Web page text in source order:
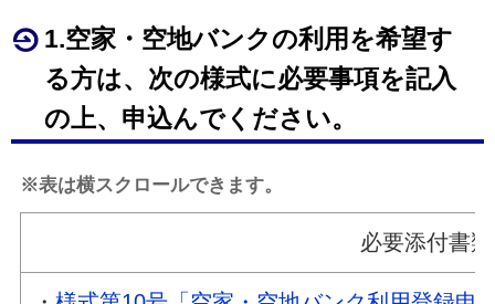
1.空家・空地バンクの利用を希望す
る方は、次の様式に必要事項を記入
の上、申込んでください。
※表は横スクロールできます。
必要添付書